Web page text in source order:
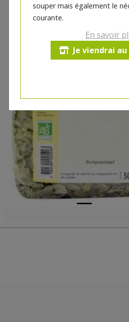
souper mais également le
courante.
En savoir
Je viendrai